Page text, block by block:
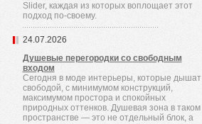
Slider, каждая из которых воплощает этот
подход по-своему.
24.07.2026
Душевые перегородки со свободным
входом
Сегодня в моде интерьеры, которые дышат
свободой, с минимумом конструкций,
максимумом простора и спокойных
природных оттенков. Душевая зона в таком
пространстве — это не отдельный блок, а